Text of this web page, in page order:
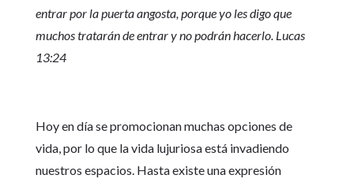
entrar por la puerta angosta, porque yo les digo que
muchos tratarán de entrar y no podrán hacerlo. Lucas
13:24
Hoy en día se promocionan muchas opciones de
vida, por lo que la vida lujuriosa está invadiendo
nuestros espacios. Hasta existe una expresión